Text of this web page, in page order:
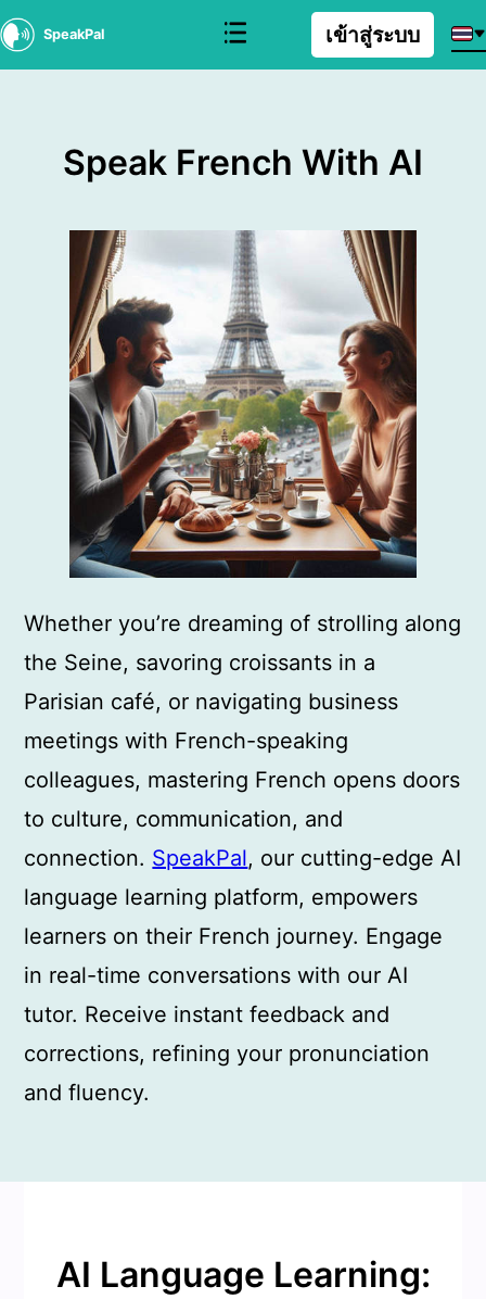
SpeakPal เข้าสู่ระบบ
Speak French With AI
Whether you’re dreaming of strolling along
the Seine, savoring croissants in a
Parisian café, or navigating business
meetings with French-speaking
colleagues, mastering French opens doors
to culture, communication, and
connection. SpeakPal, our cutting-edge AI
language learning platform, empowers
learners on their French journey. Engage
in real-time conversations with our AI
tutor. Receive instant feedback and
corrections, refining your pronunciation
and fluency.
AI Language Learning: